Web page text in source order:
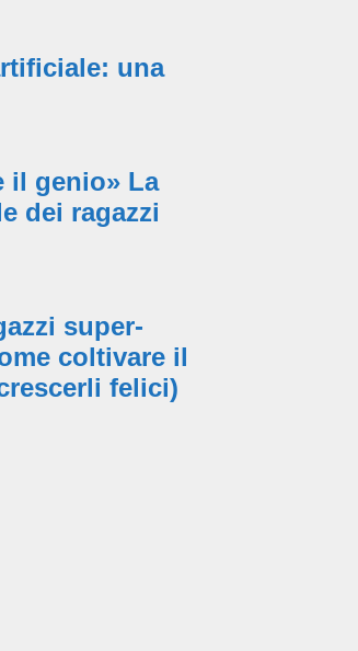
una
il genio» La
dei ragazzi
super-
coltivare il
felici)